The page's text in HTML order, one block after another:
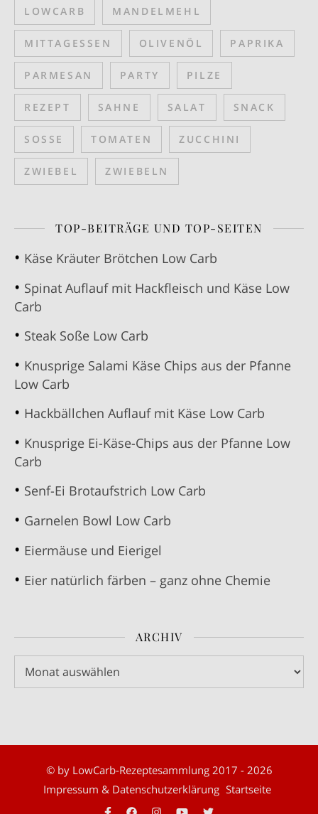
LOWCARB MANDELMEHL
MITTAGESSEN OLIVENÖL PAPRIKA
PARMESAN PARTY PILZE
REZEPT SAHNE SALAT SNACK
SOSSE TOMATEN ZUCCHINI
ZWIEBEL ZWIEBELN
TOP-BEITRÄGE UND TOP-SEITEN
Käse Kräuter Brötchen Low Carb
Spinat Auflauf mit Hackfleisch und Käse Low
Carb
Steak Soße Low Carb
Knusprige Salami Käse Chips aus der Pfanne
Low Carb
Hackbällchen Auflauf mit Käse Low Carb
Knusprige Ei-Käse-Chips aus der Pfanne Low
Carb
Senf-Ei Brotaufstrich Low Carb
Garnelen Bowl Low Carb
Eiermäuse und Eierigel
Eier natürlich färben – ganz ohne Chemie
ARCHIV
Archiv
© by LowCarb-Rezeptesammlung 2017 - 2026
Impressum & Datenschutzerklärung Startseite